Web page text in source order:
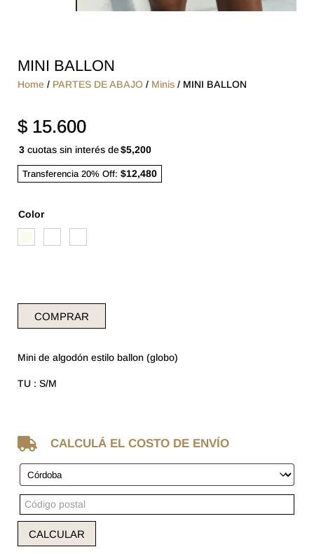
MINI BALLON
Home / PARTES DE ABAJO/ Minis/ MINI BALLON
$15.600
3cuotas sin interés de$5,200
Transferencia 20% Off: $12,480
Color
COMPRAR
Mini de algodón estilo ballon (globo)
TU : S/M
 CALCULÁ EL COSTO DE ENVÍO
CALCULAR